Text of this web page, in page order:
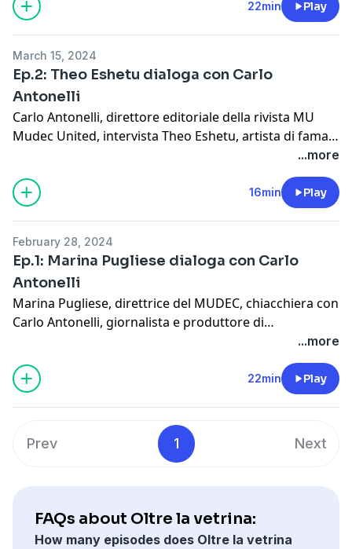
della Cultura. Insieme discutono di furti e restituzioni
nel mondo dell’arte, affrontando sia il tema del
confini, sia quello delle opere acquisite dal nostro
Paese nel periodo coloniale.
22min Play
March 15, 2024
Ep.2: Theo Eshetu dialoga con Carlo
Antonelli
Carlo Antonelli, direttore editoriale della rivista MU
Mudec United, intervista Theo Eshetu, artista di fama
internazionale che, attraverso un lavoro inedito, ha
Ribaltandone la visione, l'artista riflette sull’origine del
museo stesso, aprendo anche una riflessione sull'arte
delle collezioni etnografiche.
...more
16min Play
February 28, 2024
Ep.1: Marina Pugliese dialoga con Carlo
Antonelli
Marina Pugliese, direttrice del MUDEC, chiacchiera con
Carlo Antonelli, giornalista e produttore di
grandissima esperienza, nonché direttore editoriale di
...more
22min Play
Prev 1 Next
FAQs about Oltre la vetrina:
How many episodes does Oltre la vetrina